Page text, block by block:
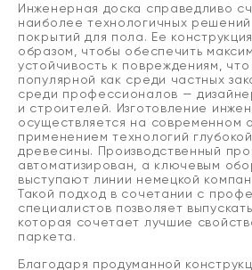
Инженерная доска справедливо
наиболее технологичных
покрытий для пола. Ее
образом, чтобы обеспечить
устойчивость к повреждениям,
популярной как среди частных
среди профессионалов —
и строителей. Изготовление
осуществляется на современном
применением технологий
древесины. Производственный
автоматизирован, а ключевым
выступают линии немецкой
Такой подход в сочетании с
специалистов позволяет
которая сочетает лучшие
паркета.
Благодаря продуманной